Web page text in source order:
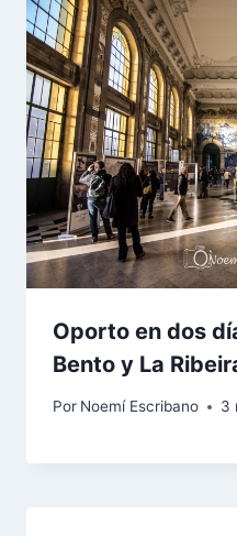
Oporto en dos
Bento y La
Por Noemí Escribano 3